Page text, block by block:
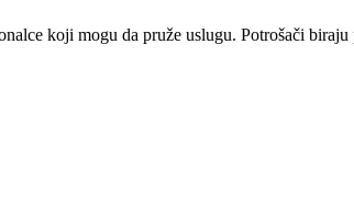
koji mogu da pruže uslugu. Potrošači